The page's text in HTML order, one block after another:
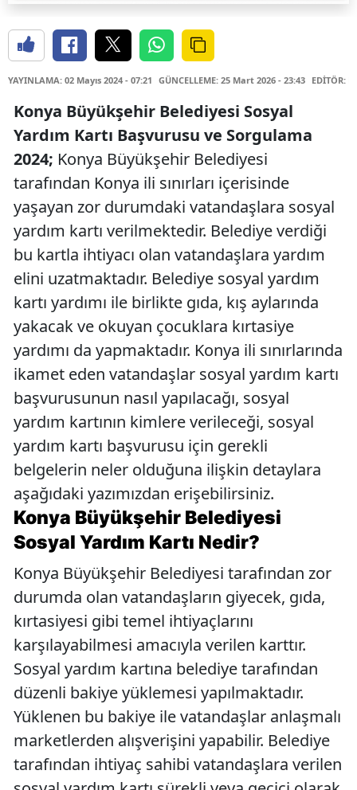
YAYINLAMA: 02 Mayıs 2024 - 07:21 GÜNCELLEME: 25 Mart 2026 - 23:43 EDİTÖR:
Konya Büyükşehir Belediyesi Sosyal
Yardım Kartı Başvurusu ve Sorgulama
2024; Konya Büyükşehir Belediyesi
tarafından Konya ili sınırları içerisinde
yaşayan zor durumdaki vatandaşlara sosyal
yardım kartı verilmektedir. Belediye verdiği
bu kartla ihtiyacı olan vatandaşlara yardım
elini uzatmaktadır. Belediye sosyal yardım
kartı yardımı ile birlikte gıda, kış aylarında
yakacak ve okuyan çocuklara kırtasiye
yardımı da yapmaktadır. Konya ili sınırlarında
ikamet eden vatandaşlar sosyal yardım kartı
başvurusunun nasıl yapılacağı, sosyal
yardım kartının kimlere verileceği, sosyal
yardım kartı başvurusu için gerekli
belgelerin neler olduğuna ilişkin detaylara
aşağıdaki yazımızdan erişebilirsiniz.
Konya Büyükşehir Belediyesi
Sosyal Yardım Kartı Nedir?
Konya Büyükşehir Belediyesi tarafından zor
durumda olan vatandaşların giyecek, gıda,
kırtasiyesi gibi temel ihtiyaçlarını
karşılayabilmesi amacıyla verilen karttır.
Sosyal yardım kartına belediye tarafından
düzenli bakiye yüklemesi yapılmaktadır.
Yüklenen bu bakiye ile vatandaşlar anlaşmalı
marketlerden alışverişini yapabilir. Belediye
tarafından ihtiyaç sahibi vatandaşlara verilen